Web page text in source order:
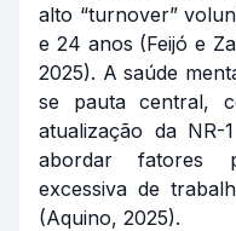
alto “turnover”
e 24 anos (Feijó e
2025). A saúde
se pauta central,
atualização da NR-
abordar fatores
excessiva de
(Aquino, 2025).